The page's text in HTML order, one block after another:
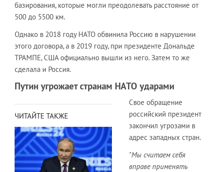
базирования, которые могли преодолевать расстояние от
500 до 5500 км.
Однако в 2018 году НАТО обвинила Россию в нарушении
этого договора, а в 2019 году, при президенте Дональде
ТРАМПЕ, США официально вышли из него. Затем то же
сделала и Россия.
Путин угрожает странам НАТО ударами
ЧИТАЙТЕ ТАКЖЕ
Свое обращение
российский президент
закончил угрозами в
адрес западных стран.
"Мы считаем себя
вправе применять